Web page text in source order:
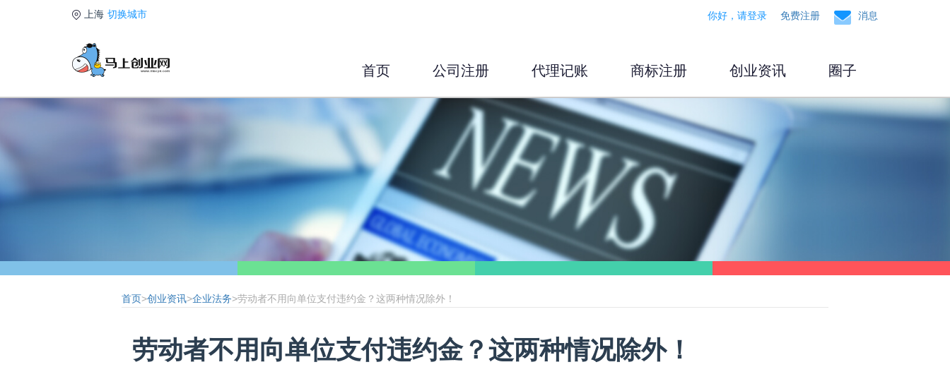
上海 切换城市 你好，请登录 免费注册 消息
首页 公司注册 代理记账 商标注册 创业资讯 圈子
首页>创业资讯>企业法务>劳动者不用向单位支付违约金？这两种情况除外！
劳动者不用向单位支付违约金？这两种情况除外！